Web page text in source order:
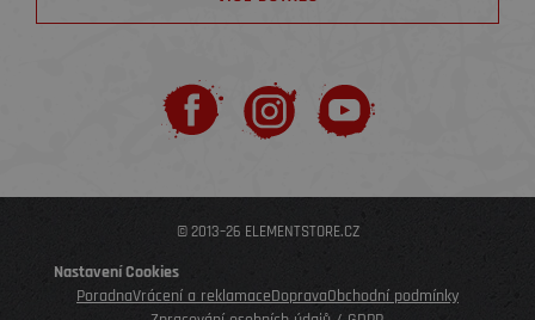
© 2013–26 ELEMENTSTORE.CZ
Nastavení Cookies
PoradnaVrácení a reklamaceDopravaObchodní podmínky